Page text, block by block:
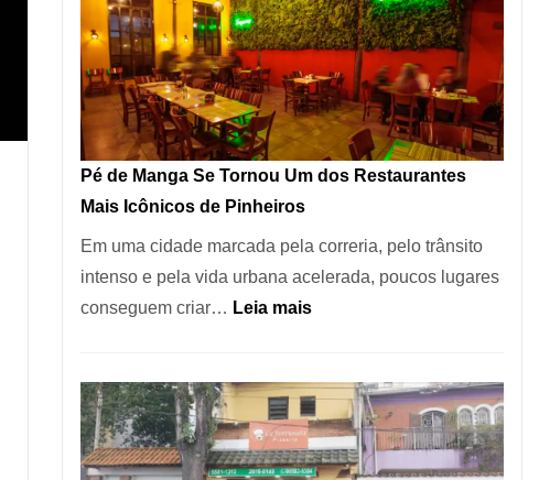
Pé de Manga Se Tornou Um dos Restaurantes
Mais Icônicos de Pinheiros
Em uma cidade marcada pela correria, pelo trânsito
intenso e pela vida urbana acelerada, poucos lugares
conseguem criar… Leia mais:
Manga
Se
Tornou